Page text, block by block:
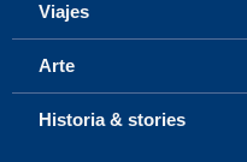
Viajes
Arte
Historia & stories